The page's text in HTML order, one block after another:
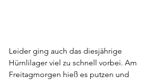
Leider ging auch das diesjährige
Hürnlilager viel zu schnell vorbei. Am
Freitagmorgen hieß es putzen und